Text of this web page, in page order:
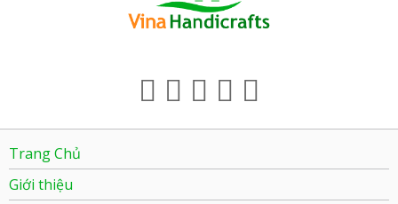
Trang Chủ
Giới thiệu